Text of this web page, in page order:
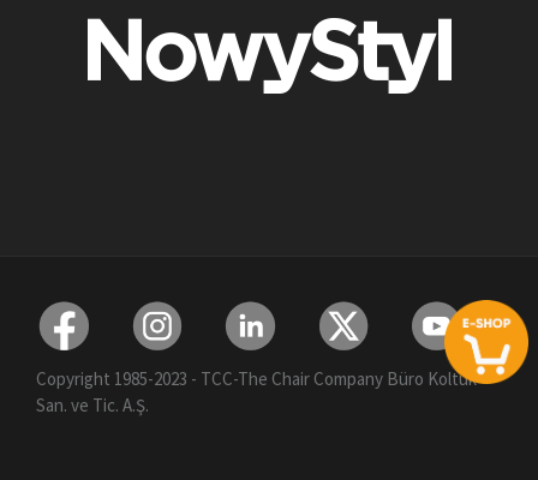
Copyright 1985-2023 - TCC-The Chair Company Büro Koltuk
San. ve Tic. A.Ş.